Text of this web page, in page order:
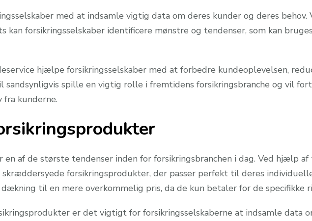
med at indsamle vigtig data om deres kunder og deres behov.
kan forsikringsselskaber identificere mønstre og tendenser, som kan
hjælpe forsikringsselskaber med at forbedre kundeoplevelsen,
sandsynligvis spille en vigtig rolle i fremtidens forsikringsbranche og vil
fra kunderne.
af de største tendenser inden for forsikringsbranchen i dag. Ved hjælp
forsikringsprodukter, der passer perfekt til deres
til en mere overkommelig pris, da de kun betaler for de specifikke
er det vigtigt for forsikringsselskaberne at indsamle data